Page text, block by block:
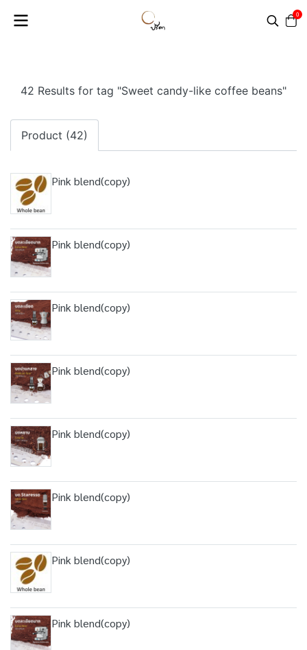
0
42 Results for tag "Sweet candy-like coffee beans"
Product (42)
Pink blend(copy)
Pink blend(copy)
Pink blend(copy)
Pink blend(copy)
Pink blend(copy)
Pink blend(copy)
Pink blend(copy)
Pink blend(copy)